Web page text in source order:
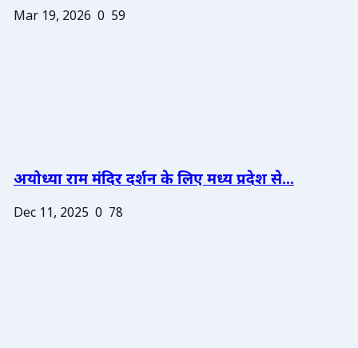
Mar 19, 2026 0 59
अयोध्या राम मंदिर दर्शन के लिए मध्य प्रदेश से...
Dec 11, 2025 0 78